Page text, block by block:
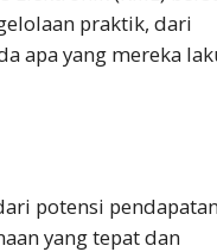
praktik, dari
apa yang mereka
potensi
yang tepat dan